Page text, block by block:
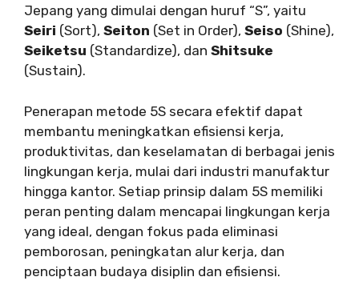
Jepang yang dimulai dengan huruf “S”, yaitu
Seiri (Sort), Seiton (Set in Order), Seiso (Shine),
Seiketsu (Standardize), dan Shitsuke
(Sustain).
Penerapan metode 5S secara efektif dapat
membantu meningkatkan efisiensi kerja,
produktivitas, dan keselamatan di berbagai jenis
lingkungan kerja, mulai dari industri manufaktur
hingga kantor. Setiap prinsip dalam 5S memiliki
peran penting dalam mencapai lingkungan kerja
yang ideal, dengan fokus pada eliminasi
pemborosan, peningkatan alur kerja, dan
penciptaan budaya disiplin dan efisiensi.